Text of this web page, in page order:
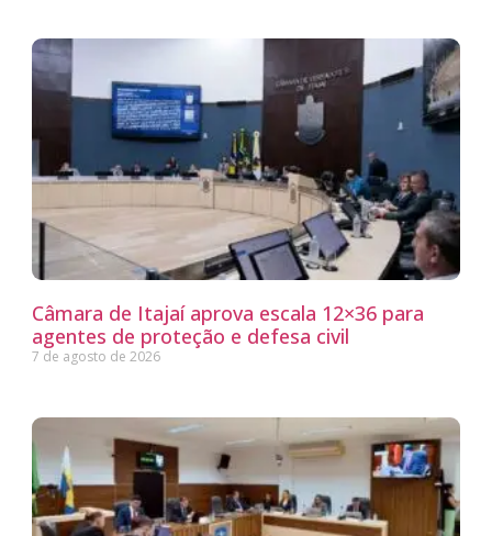
Câmara de Itajaí aprova escala 12×36 para
agentes de proteção e defesa civil
7 de agosto de 2026